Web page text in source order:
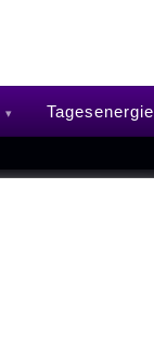
Tagesenergie